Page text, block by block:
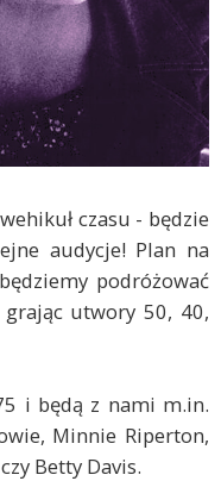
czasu - będzie
audycje! Plan na
podróżować
grając utwory 50, 40,
i będą z nami m.in.
Minnie Riperton,
Betty Davis.